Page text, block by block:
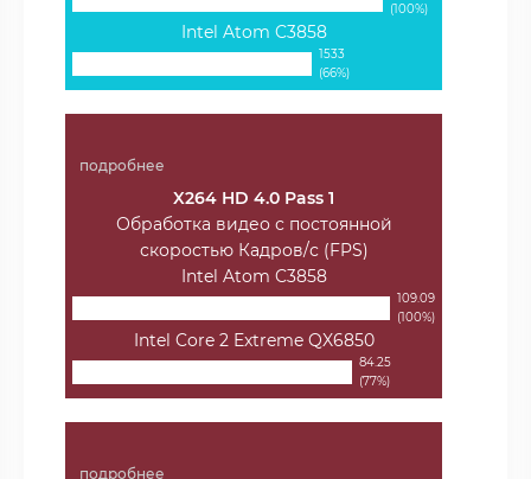
(100%)
Intel Atom C3858
1533
(66%)
подробнее
X264 HD 4.0 Pass 1
Обработка видео с постоянной
скоростью Кадров/с (FPS)
Intel Atom C3858
109.09
(100%)
Intel Core 2 Extreme QX6850
84.25
(77%)
подробнее